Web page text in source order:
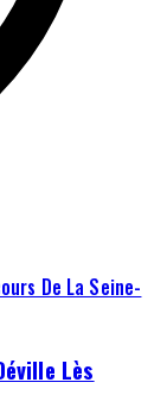
De La Seine-
Lès